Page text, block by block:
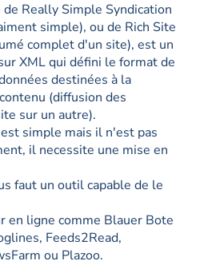
de Really Simple Syndication
simple), ou de Rich Site
complet d'un site), est un
XML qui défini le format de
destinées à la
(diffusion des
sur un autre).
simple mais il n'est pas
il necessite une mise en
faut un outil capable de le
en ligne comme Blauer Bote
Feeds2Read,
ou Plazoo.